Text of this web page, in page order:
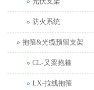
防火系统
抱箍&光缆预留支架
CL-叉梁抱箍
LX-拉线抱箍